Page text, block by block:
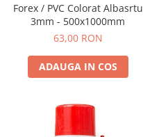
Forex / PVC Colorat Albasrtu
3mm - 500x1000mm
63,00 RON
ADAUGA IN COS